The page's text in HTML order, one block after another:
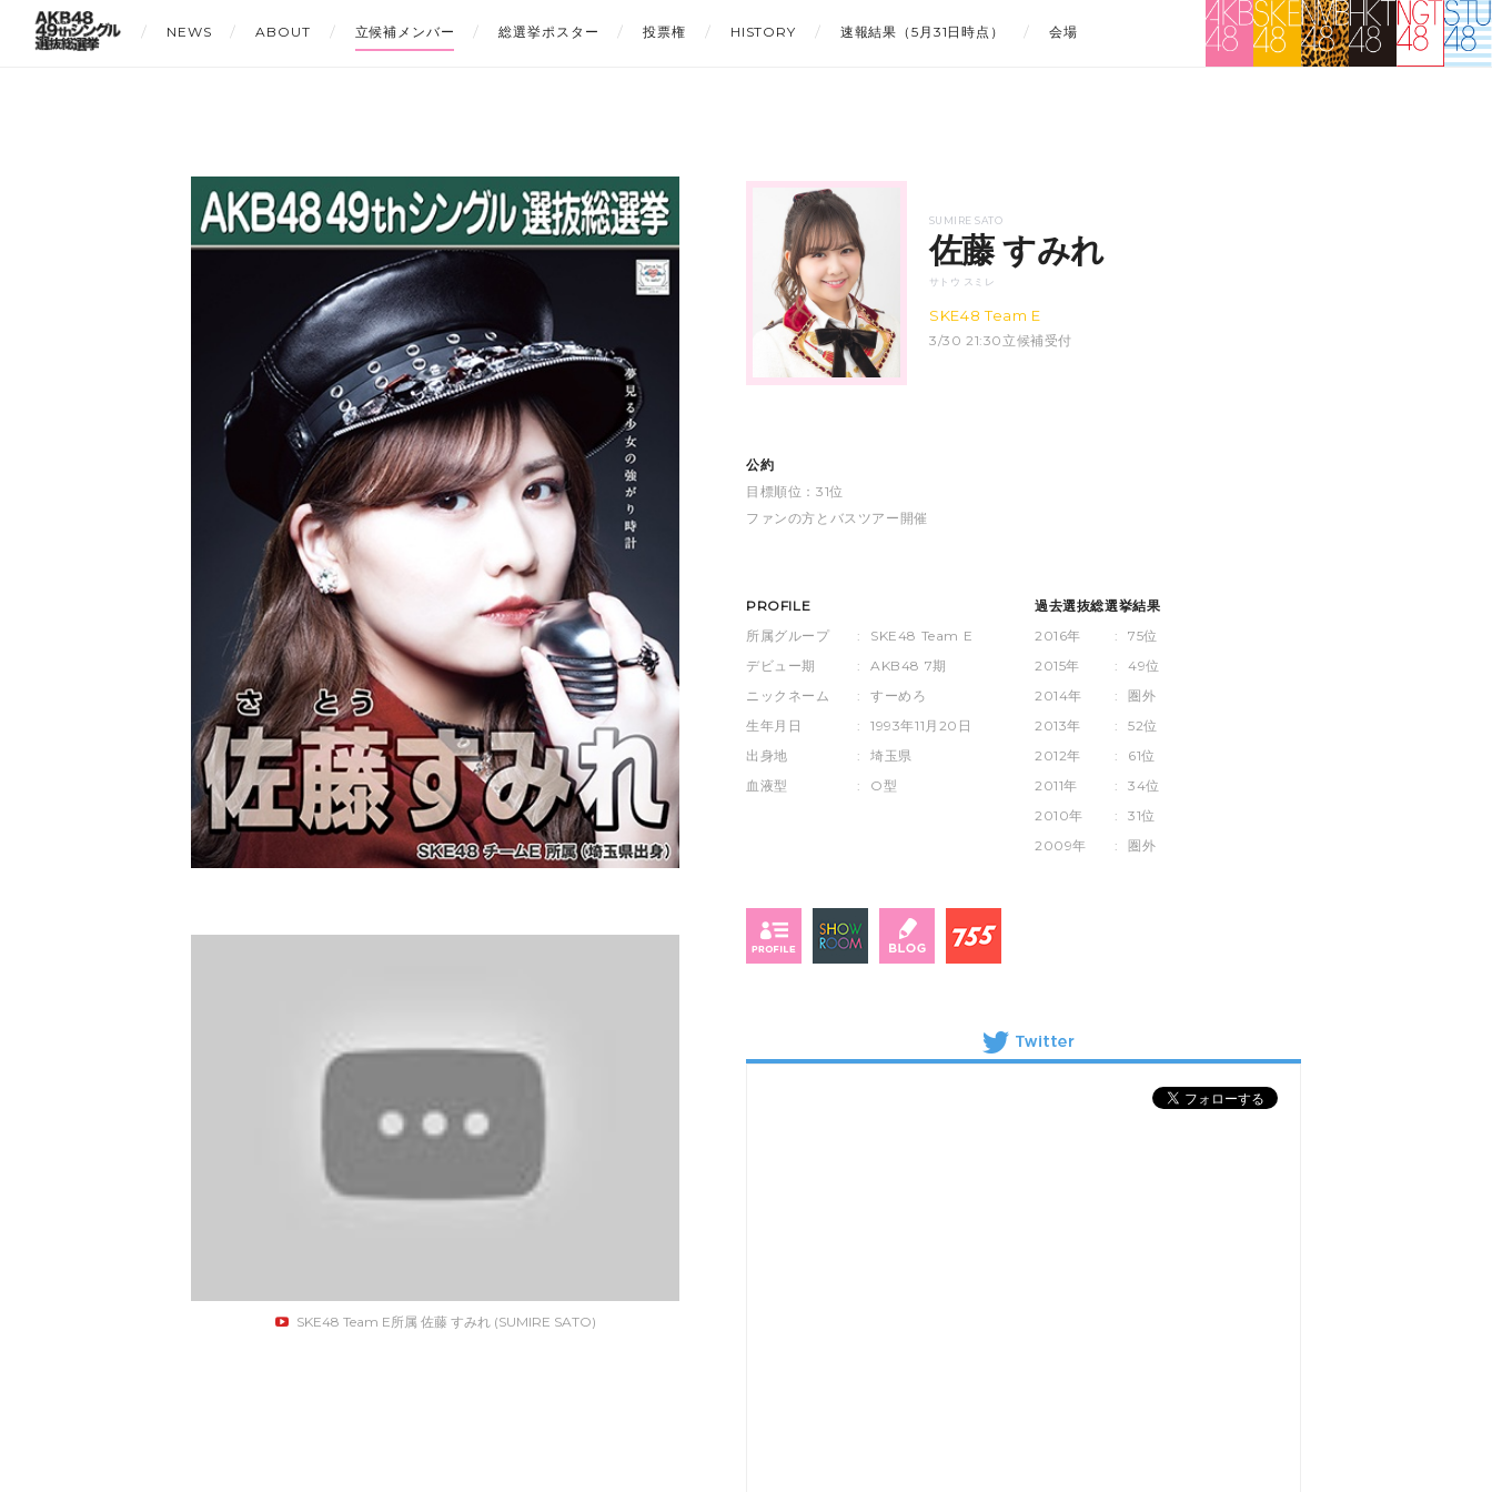
NEWS ABOUT 立候補メンバー 総選挙ポスター 投票権 HISTORY 速報結果（5月31日時点） 会場
SKE48 Team E所属 佐藤 すみれ (SUMIRE SATO)
SUMIRE SATO
佐藤 すみれ
サトウ スミレ
SKE48 Team E
3/30 21:30立候補受付
公約
目標順位：31位
ファンの方とバスツアー開催
PROFILE
所属グループ
:
SKE48 Team E
デビュー期
:
AKB48 7期
ニックネーム
:
すーめろ
生年月日
:
1993年11月20日
出身地
:
埼玉県
血液型
: O型
過去選抜総選挙結果
2016年
:
75位
2015年
:
49位
2014年
:
圏外
2013年
:
52位
2012年
:
61位
2011年
:
34位
2010年
:
31位
2009年
: 圏外